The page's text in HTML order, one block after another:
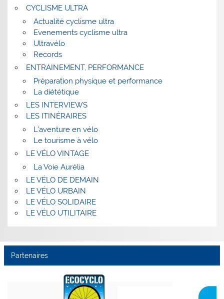
CYCLISME ULTRA
Actualité cyclisme ultra
Evenements cyclisme ultra
Ultravélo
Records
ENTRAINEMENT, PERFORMANCE
Préparation physique et performance
La diététique
LES INTERVIEWS
LES ITINÉRAIRES
L’aventure en vélo
Le tourisme à vélo
LE VÉLO VINTAGE
La Voie Aurélia
LE VÉLO DE DEMAIN
LE VÉLO URBAIN
LE VÉLO SOLIDAIRE
LE VÉLO UTILITAIRE
Partenaires